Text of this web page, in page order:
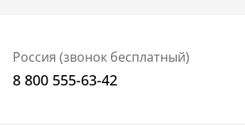
Россия (звонок бесплатный)
8 800 555-63-42